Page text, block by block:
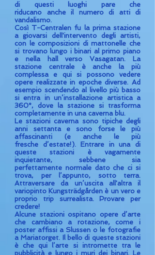
di questi luoghi pare che
riducano anche il numero di atti di
vandalismo.
Così T-Centralen fu la prima stazione
a giovarsi dell'intervento degli artisti,
con le composizioni di mattonelle che
si trovano lungo i binari al primo piano
e nella hall verso Vasagatan. La
stazione centrale è anche la più
complessa e qui si possono vedere
opere realizzate in epoche diverse. Ad
esempio scendendo al livello più basso
si entra in un’installazione artistica a
360°, dove la stazione si trasforma
completamente in una caverna blu.
Le stazioni caverna sono tipiche degli
anni settanta e sono forse le più
affascinanti (e anche le più
fresche d’estate!). Entrare in una di
queste stazioni è vagamente
inquietante, sebbene sia
perfettamente normale dato che ci si
trova, per l’appunto, sotto terra.
Attraversare da un’uscita all'altra il
variopinto Kungsträdgården è un vero e
proprio trip surrealista. Provare per
credere!
Alcune stazioni ospitano opere d’arte
che cambiano a rotazione, come i
poster affissi a Slussen o le fotografie
a Mariatorget. Il bello di queste stazioni
è che qui l’arte si intromette tra le
pubblicità e lungo i muri dei binari. Le